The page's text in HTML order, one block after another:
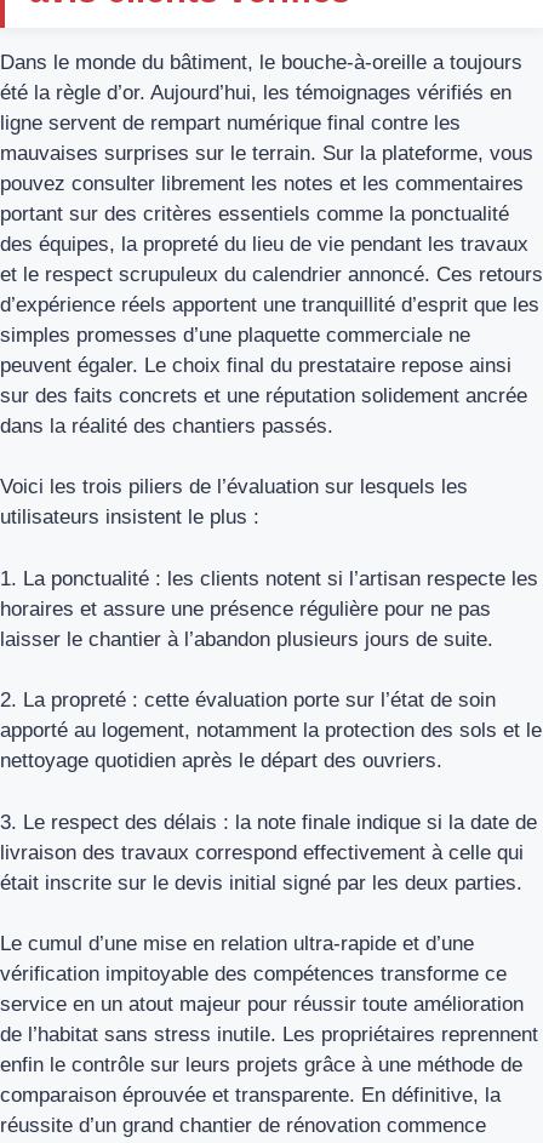
Dans le monde du bâtiment, le bouche-à-oreille a toujours
été la règle d’or. Aujourd’hui, les témoignages vérifiés en
ligne servent de rempart numérique final contre les
mauvaises surprises sur le terrain. Sur la plateforme, vous
pouvez consulter librement les notes et les commentaires
portant sur des critères essentiels comme la ponctualité
des équipes, la propreté du lieu de vie pendant les travaux
et le respect scrupuleux du calendrier annoncé. Ces retours
d’expérience réels apportent une tranquillité d’esprit que les
simples promesses d’une plaquette commerciale ne
peuvent égaler. Le choix final du prestataire repose ainsi
sur des faits concrets et une réputation solidement ancrée
dans la réalité des chantiers passés.
Voici les trois piliers de l’évaluation sur lesquels les
utilisateurs insistent le plus :
1. La ponctualité : les clients notent si l’artisan respecte les
horaires et assure une présence régulière pour ne pas
laisser le chantier à l’abandon plusieurs jours de suite.
2. La propreté : cette évaluation porte sur l’état de soin
apporté au logement, notamment la protection des sols et le
nettoyage quotidien après le départ des ouvriers.
3. Le respect des délais : la note finale indique si la date de
livraison des travaux correspond effectivement à celle qui
était inscrite sur le devis initial signé par les deux parties.
Le cumul d’une mise en relation ultra-rapide et d’une
vérification impitoyable des compétences transforme ce
service en un atout majeur pour réussir toute amélioration
de l’habitat sans stress inutile. Les propriétaires reprennent
enfin le contrôle sur leurs projets grâce à une méthode de
comparaison éprouvée et transparente. En définitive, la
réussite d’un grand chantier de rénovation commence